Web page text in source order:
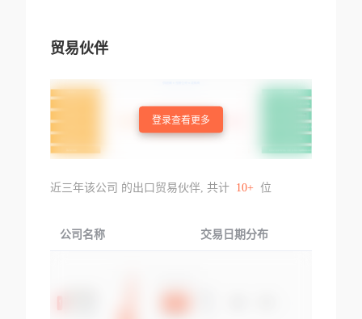
贸易伙伴
登录查看更多
近三年该公司 的出口贸易伙伴, 共计 10+ 位
公司名称 交易日期分布